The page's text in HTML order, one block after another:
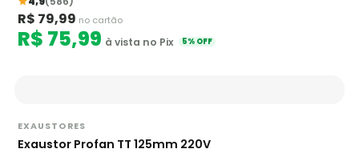
R$ 79,99 no cartão
R$ 75,99 à vista no Pix 5% OFF
EXAUSTORES
Exaustor Profan TT 125mm 220V